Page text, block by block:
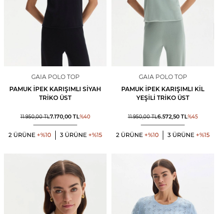
GAIA POLO TOP
PAMUK İPEK KARIŞIMLI SIYAH
TRIKO ÜST
11.950,00TL7.170,00TL%40
GAIA POLO TOP
PAMUK İPEK KARIŞIMLI KIL
YEŞILI TRIKO ÜST
11.950,00TL6.572,50TL%45